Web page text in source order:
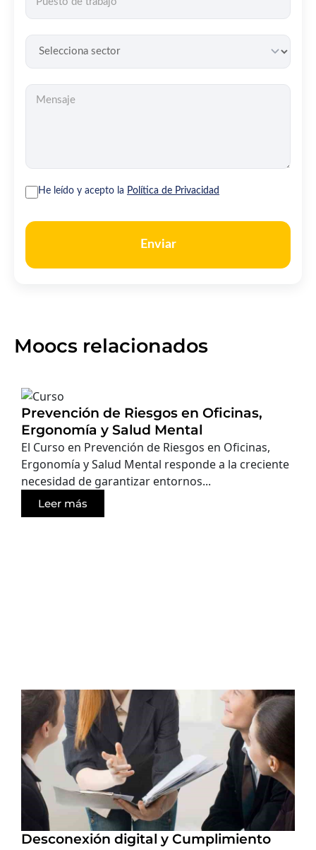
He leído y acepto la Política de Privacidad
Enviar
Moocs relacionados
Prevención de Riesgos en Oficinas,
Ergonomía y Salud Mental
El Curso en Prevención de Riesgos en Oficinas,
Ergonomía y Salud Mental responde a la creciente
necesidad de garantizar entornos...
Leer más
Desconexión digital y Cumplimiento